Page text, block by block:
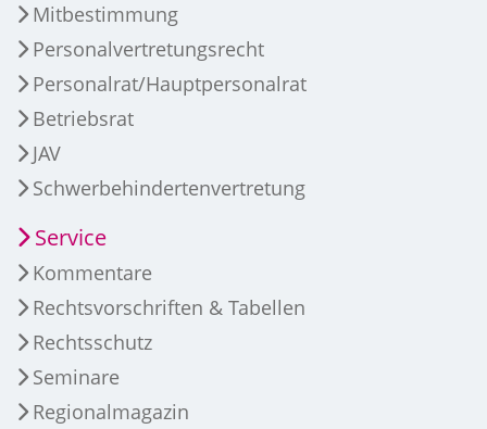
Mitbestimmung
Personalvertretungsrecht
Personalrat/Hauptpersonalrat
Betriebsrat
JAV
Schwerbehindertenvertretung
Service
Kommentare
Rechtsvorschriften & Tabellen
Rechtsschutz
Seminare
Regionalmagazin